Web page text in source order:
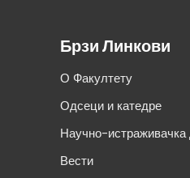
Брзи Линкови
О Факултету
Одсеци и катедре
Научно-истраживачка
Вести